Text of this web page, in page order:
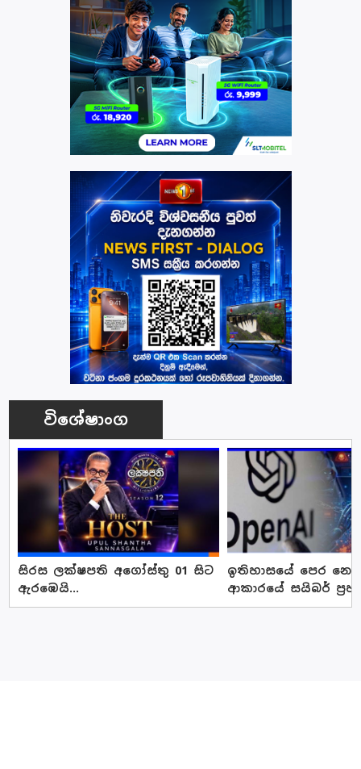
විශේෂාංග
සිරස ලක්ෂපති අගෝස්තු 01 සිට
ඇරඹෙයි...
ඉතිහාසයේ පෙර
ආකාරයේ සයිබර්